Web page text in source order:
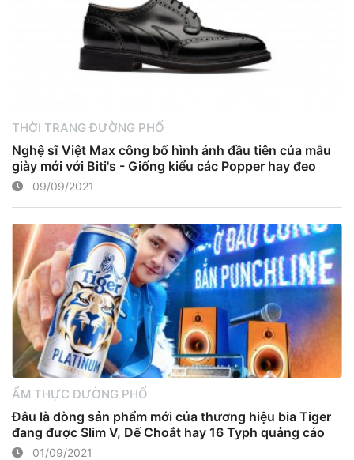
THỜI TRANG ĐƯỜNG PHỐ
Nghệ sĩ Việt Max công bố hình ảnh đầu tiên của mẫu
giày mới với Biti's - Giống kiểu các Popper hay đeo
09/09/2021
ẨM THỰC ĐƯỜNG PHỐ
Đâu là dòng sản phẩm mới của thương hiệu bia Tiger
đang được Slim V, Dế Choắt hay 16 Typh quảng cáo
01/09/2021